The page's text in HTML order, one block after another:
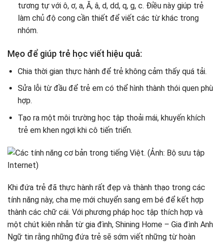
tương tự với ô, ơ, a, Ă, â, d, dd, q, g, c. Điều này giúp trẻ
làm chủ độ cong cần thiết để viết các từ khác trong
nhóm.
Mẹo để giúp trẻ học viết hiệu quả:
Chia thời gian thực hành để trẻ không cảm thấy quá tải.
Sửa lỗi từ đầu để trẻ em có thể hình thành thói quen phù
hợp.
Tạo ra một môi trường học tập thoải mái, khuyến khích
trẻ em khen ngợi khi cô tiến triển.
Khi đứa trẻ đã thực hành rất đẹp và thành thạo trong các
tính năng này, cha mẹ mới chuyển sang em bé để kết hợp
thành các chữ cái. Với phương pháp học tập thích hợp và
một chút kiên nhẫn từ gia đình, Shining Home – Gia đình Anh
Ngữ tin rằng những đứa trẻ sẽ sớm viết những từ hoàn